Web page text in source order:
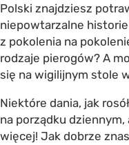
Polski znajdziesz
niepowtarzalne
z pokolenia na
rodzaje pierogów? A
się na wigilijnym stole
Niektóre dania, jak
na porządku
więcej! Jak dobrze